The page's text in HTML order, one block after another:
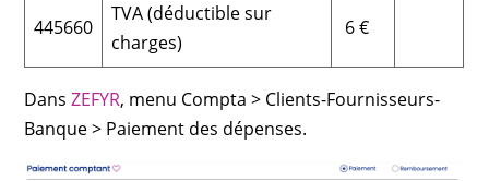
445660
TVA (déductible sur
charges)
6 €
DansZEFYR, menu Compta > Clients-Fournisseurs-
Banque > Paiement des dépenses.